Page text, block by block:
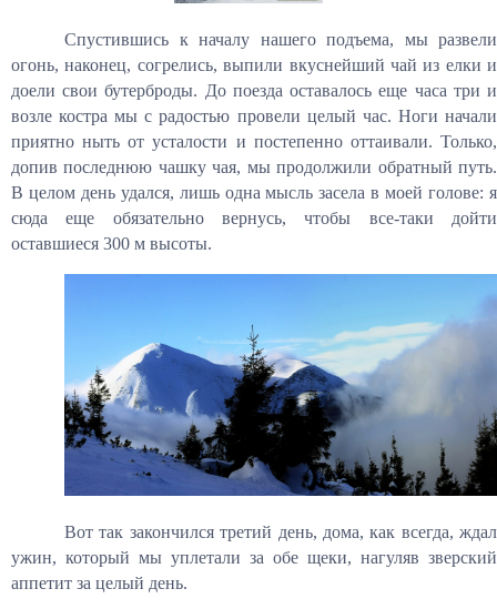
Спустившись к началу нашего подъема, мы развели
огонь, наконец, согрелись, выпили вкуснейший чай из елки и
доели свои бутерброды. До поезда оставалось еще часа три и
возле костра мы с радостью провели целый час. Ноги начали
приятно ныть от усталости и постепенно оттаивали. Только,
допив последнюю чашку чая, мы продолжили обратный путь.
В целом день удался, лишь одна мысль засела в моей голове: я
сюда еще обязательно вернусь, чтобы все-таки дойти
оставшиеся 300 м высоты.
Вот так закончился третий день, дома, как всегда, ждал
ужин, который мы уплетали за обе щеки, нагуляв зверский
аппетит за целый день.